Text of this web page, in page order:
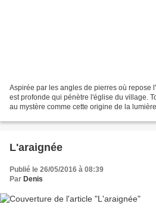
Aspirée par les angles de pierres où repose
est profonde qui pénètre l'église du village.
au mystère comme cette origine de la
L'araignée
Publié le 26/05/2016 à 08:39
Par Denis